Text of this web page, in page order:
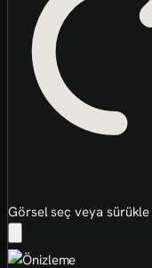
Görsel seç veya sürükle